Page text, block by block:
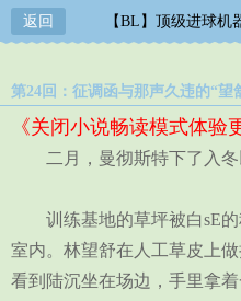
返回 【BL】顶级进球机
第24回：征调函与那声久违的“望
《关闭小说畅读模式体验
二月，曼彻斯特下了入冬
训练基地的草坪被白sE的
室内。林望舒在人工草皮上
看到陆沉坐在场边，手里拿着